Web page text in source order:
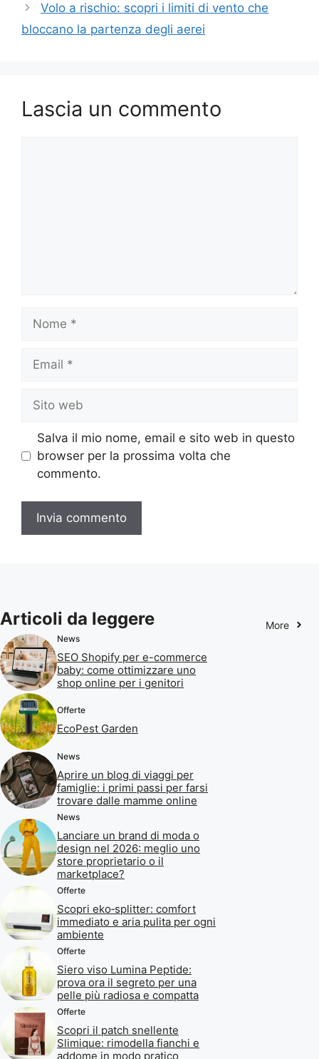
Volo a rischio: scopri i limiti di vento che
bloccano la partenza degli aerei
Lascia un commento
Nome
Email
Sito
web
Salva il mio nome, email e sito web in questo
browser per la prossima volta che
commento.
Articoli da leggere More
News
SEO Shopify per e-commerce
baby: come ottimizzare uno
shop online per i genitori
Offerte
EcoPest Garden
News
Aprire un blog di viaggi per
famiglie: i primi passi per farsi
trovare dalle mamme online
News
Lanciare un brand di moda o
design nel 2026: meglio uno
store proprietario o il
marketplace?
Offerte
Scopri eko‑splitter: comfort
immediato e aria pulita per ogni
ambiente
Offerte
Siero viso Lumina Peptide:
prova ora il segreto per una
pelle più radiosa e compatta
Offerte
Scopri il patch snellente
Slimique: rimodella fianchi e
addome in modo pratico